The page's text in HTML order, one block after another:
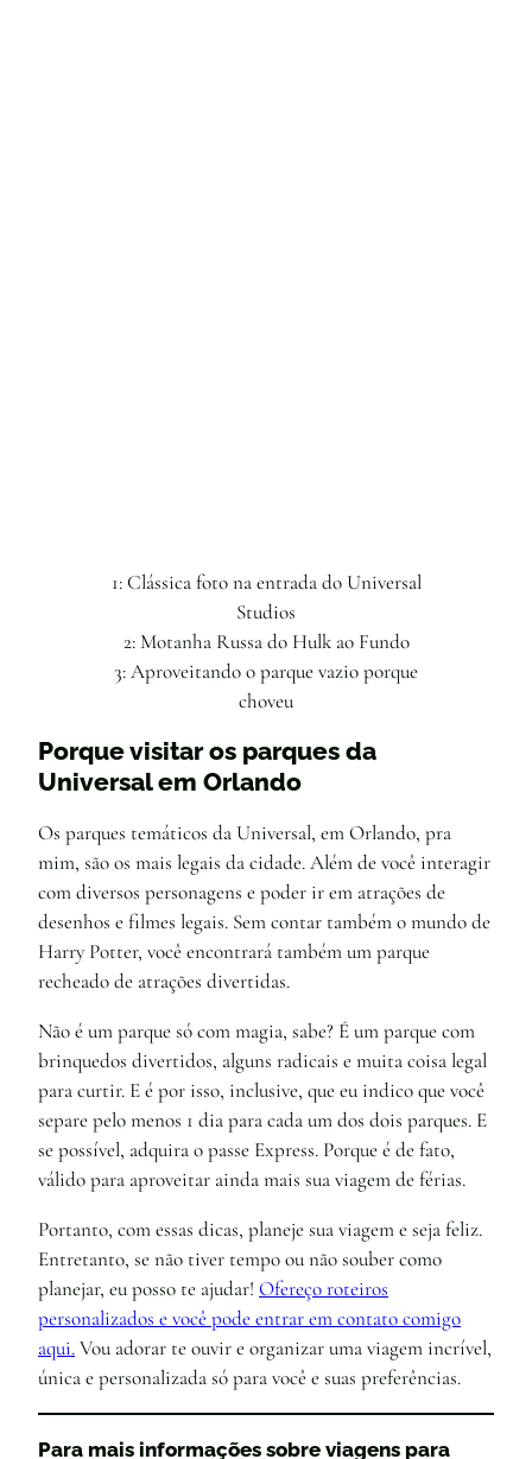
1: Clássica foto na entrada do Universal
Studios
2: Motanha Russa do Hulk ao Fundo
3: Aproveitando o parque vazio porque
choveu
Porque visitar os parques da
Universal em Orlando
Os parques temáticos da Universal, em Orlando, pra
mim, são os mais legais da cidade. Além de você interagir
com diversos personagens e poder ir em atrações de
desenhos e filmes legais. Sem contar também o mundo de
Harry Potter, você encontrará também um parque
recheado de atrações divertidas.
Não é um parque só com magia, sabe? É um parque com
brinquedos divertidos, alguns radicais e muita coisa legal
para curtir. E é por isso, inclusive, que eu indico que você
separe pelo menos 1 dia para cada um dos dois parques. E
se possível, adquira o passe Express. Porque é de fato,
válido para aproveitar ainda mais sua viagem de férias.
Portanto, com essas dicas, planeje sua viagem e seja feliz.
Entretanto, se não tiver tempo ou não souber como
planejar, eu posso te ajudar! Ofereço roteiros
personalizados e você pode entrar em contato comigo
aqui.Vou adorar te ouvir e organizar uma viagem incrível,
única e personalizada só para você e suas preferências.
Para mais informações sobre viagens para